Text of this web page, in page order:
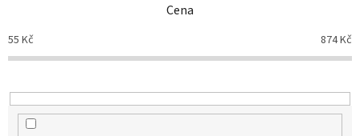
p
r
o
u
Cena
55 Kč 874Kč